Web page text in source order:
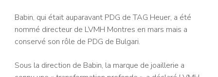
Babin, qui était auparavant PDG de TAG Heuer, a été
nommé directeur de LVMH Montres en mars mais a
conservé son rôle de PDG de Bulgari.
Sous la direction de Babin, la marque de joaillerie a